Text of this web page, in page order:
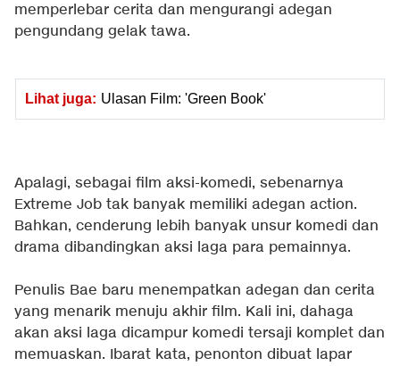
memperlebar cerita dan mengurangi adegan
pengundang gelak tawa.
Lihat juga: Ulasan Film: 'Green Book'
Apalagi, sebagai film aksi-komedi, sebenarnya
Extreme Job tak banyak memiliki adegan action.
Bahkan, cenderung lebih banyak unsur komedi dan
drama dibandingkan aksi laga para pemainnya.
Penulis Bae baru menempatkan adegan dan cerita
yang menarik menuju akhir film. Kali ini, dahaga
akan aksi laga dicampur komedi tersaji komplet dan
memuaskan. Ibarat kata, penonton dibuat lapar